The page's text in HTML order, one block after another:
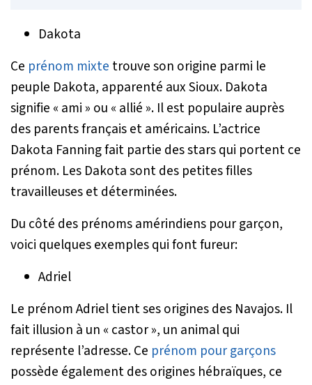
Dakota
Ce prénom mixte trouve son origine parmi le
peuple Dakota, apparenté aux Sioux. Dakota
signifie « ami » ou « allié ». Il est populaire auprès
des parents français et américains. L’actrice
Dakota Fanning fait partie des stars qui portent ce
prénom. Les Dakota sont des petites filles
travailleuses et déterminées.
Du côté des prénoms amérindiens pour garçon,
voici quelques exemples qui font fureur:
Adriel
Le prénom Adriel tient ses origines des Navajos. Il
fait illusion à un « castor », un animal qui
représente l’adresse. Ce prénom pour garçons
possède également des origines hébraïques, ce